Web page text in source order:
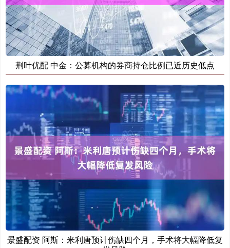
荆叶优配 中金：公募机构的券商持仓比例已近历史低点
景盛配资 阿斯：米利唐预计伤缺四个月，手术将大幅降低复